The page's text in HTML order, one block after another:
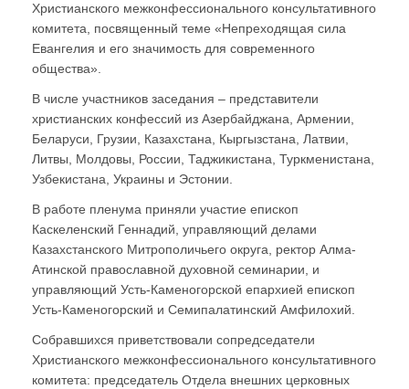
Христианского межконфессионального консультативного
комитета, посвященный теме «Непреходящая сила
Евангелия и его значимость для современного
общества».
В числе участников заседания – представители
христианских конфессий из Азербайджана, Армении,
Беларуси, Грузии, Казахстана, Кыргызстана, Латвии,
Литвы, Молдовы, России, Таджикистана, Туркменистана,
Узбекистана, Украины и Эстонии.
В работе пленума приняли участие епископ
Каскеленский Геннадий, управляющий делами
Казахстанского Митрополичьего округа, ректор Алма-
Атинской православной духовной семинарии, и
управляющий Усть-Каменогорской епархией епископ
Усть-Каменогорский и Семипалатинский Амфилохий.
Собравшихся приветствовали сопредседатели
Христианского межконфессионального консультативного
комитета: председатель Отдела внешних церковных